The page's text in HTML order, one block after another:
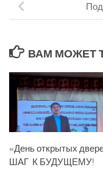
ВАМ МОЖЕТ
«День открытых
ШАГ К БУДУЩЕМУ!